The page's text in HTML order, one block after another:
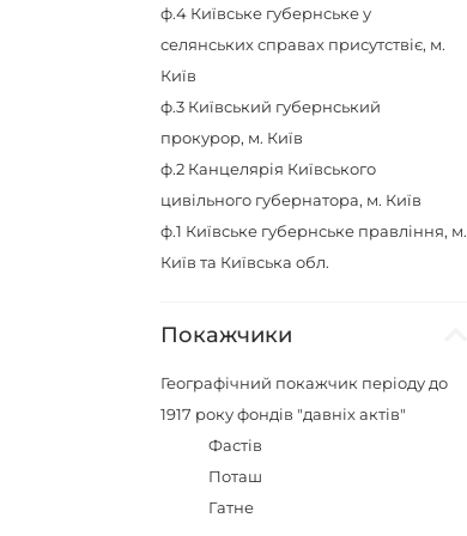
ф.4 Київське губернське у
селянських справах присутствіє, м.
Київ
ф.3 Київський губернський
прокурор, м. Київ
ф.2 Канцелярія Київського
цивільного губернатора, м. Київ
ф.1 Київське губернське правління, м.
Київ та Київська обл.
Покажчики
Географічний покажчик періоду до
1917 року фондів "давніх актів"
Фастів
Поташ
Гатне